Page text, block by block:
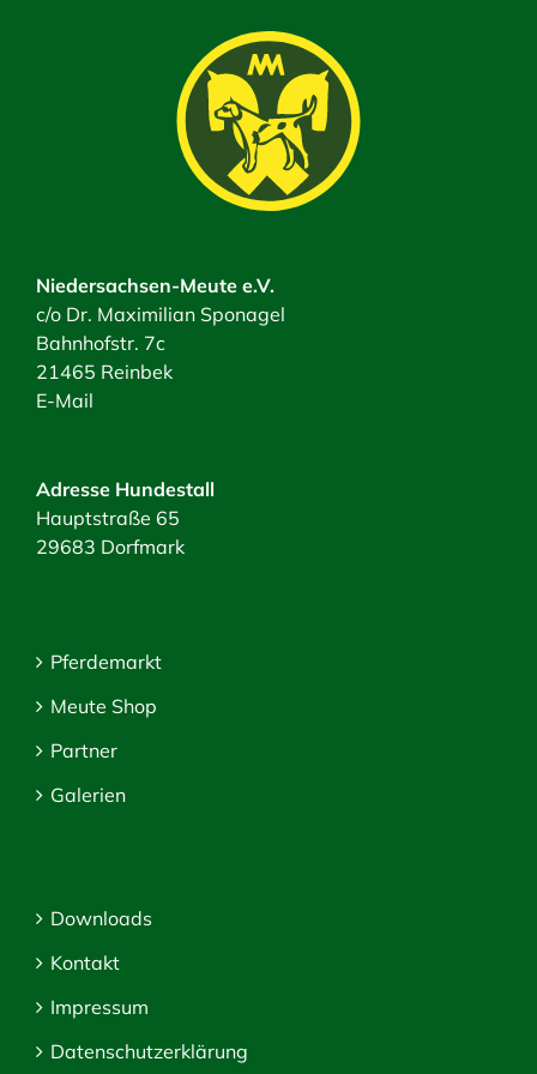
Niedersachsen-Meute e.V.
c/o Dr. Maximilian Sponagel
Bahnhofstr. 7c
21465 Reinbek
E-Mail
Adresse Hundestall
Hauptstraße 65
29683 Dorfmark
Pferdemarkt
Meute Shop
Partner
Galerien
Downloads
Kontakt
Impressum
Datenschutzerklärung